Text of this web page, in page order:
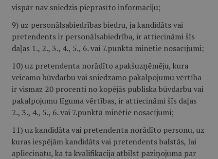
vispār nav sniedzis pieprasīto informāciju;
9) uz personālsabiedrības biedru, ja kandidāts vai
pretendents ir personālsabiedrība, ir attiecināmi šīs
daļas 1., 2., 3., 4., 5., 6. vai 7.punktā minētie nosacījumi;
10) uz pretendenta norādīto apakšuzņēmēju, kura
veicamo būvdarbu vai sniedzamo pakalpojumu vērtība
ir vismaz 20 procenti no kopējās publiska būvdarbu vai
pakalpojumu līguma vērtības, ir attiecināmi šīs daļas
2., 3., 4., 5., 6. vai 7.punktā minētie nosacījumi;
11) uz kandidāta vai pretendenta norādīto personu, uz
kuras iespējām kandidāts vai pretendents balstās, lai
apliecinātu, ka tā kvalifikācija atbilst paziņojumā par